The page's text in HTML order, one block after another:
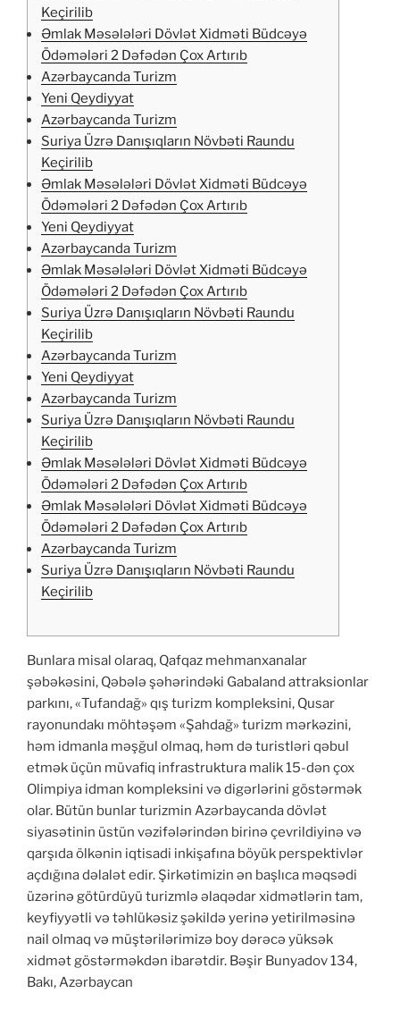
Keçirilib
Əmlak Məsələləri Dövlət Xidməti Büdcəyə
Ödəmələri 2 Dəfədən Çox Artırıb
Azərbaycanda Turizm
Yeni Qeydiyyat
Azərbaycanda Turizm
Suriya Üzrə Danışıqların Növbəti Raundu
Keçirilib
Əmlak Məsələləri Dövlət Xidməti Büdcəyə
Ödəmələri 2 Dəfədən Çox Artırıb
Yeni Qeydiyyat
Azərbaycanda Turizm
Əmlak Məsələləri Dövlət Xidməti Büdcəyə
Ödəmələri 2 Dəfədən Çox Artırıb
Suriya Üzrə Danışıqların Növbəti Raundu
Keçirilib
Azərbaycanda Turizm
Yeni Qeydiyyat
Azərbaycanda Turizm
Suriya Üzrə Danışıqların Növbəti Raundu
Keçirilib
Əmlak Məsələləri Dövlət Xidməti Büdcəyə
Ödəmələri 2 Dəfədən Çox Artırıb
Əmlak Məsələləri Dövlət Xidməti Büdcəyə
Ödəmələri 2 Dəfədən Çox Artırıb
Azərbaycanda Turizm
Suriya Üzrə Danışıqların Növbəti Raundu
Keçirilib
Bunlara misal olaraq, Qafqaz mehmanxanalar
şəbəkəsini, Qəbələ şəhərindəki Gabaland attraksionlar
parkını, «Tufandağ» qış turizm kompleksini, Qusar
rayonundakı möhtəşəm «Şahdağ» turizm mərkəzini,
həm idmanla məşğul olmaq, həm də turistləri qəbul
etmək üçün müvafiq infrastruktura malik 15-dən çox
Olimpiya idman kompleksini və digərlərini göstərmək
olar. Bütün bunlar turizmin Azərbaycanda dövlət
siyasətinin üstün vəzifələrindən birinə çevrildiyinə və
qarşıda ölkənin iqtisadi inkişafına böyük perspektivlər
açdığına dəlalət edir. Şirkətimizin ən başlıca məqsədi
üzərinə götürdüyü turizmlə əlaqədar xidmətlərin tam,
keyfiyyətli və təhlükəsiz şəkildə yerinə yetirilməsinə
nail olmaq və müştərilərimizə boy dərəcə yüksək
xidmət göstərməkdən ibarətdir. Bəşir Bunyadov 134,
Bakı, Azərbaycan